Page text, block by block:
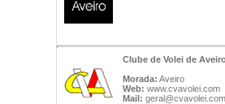
Clube de Volei de
Morada: Aveiro
Web: www.cvavolei.com
Mail: geral@cvavolei.com